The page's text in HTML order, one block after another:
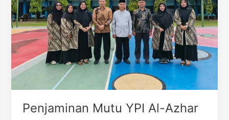
Penjaminan Mutu YPI Al-Azhar